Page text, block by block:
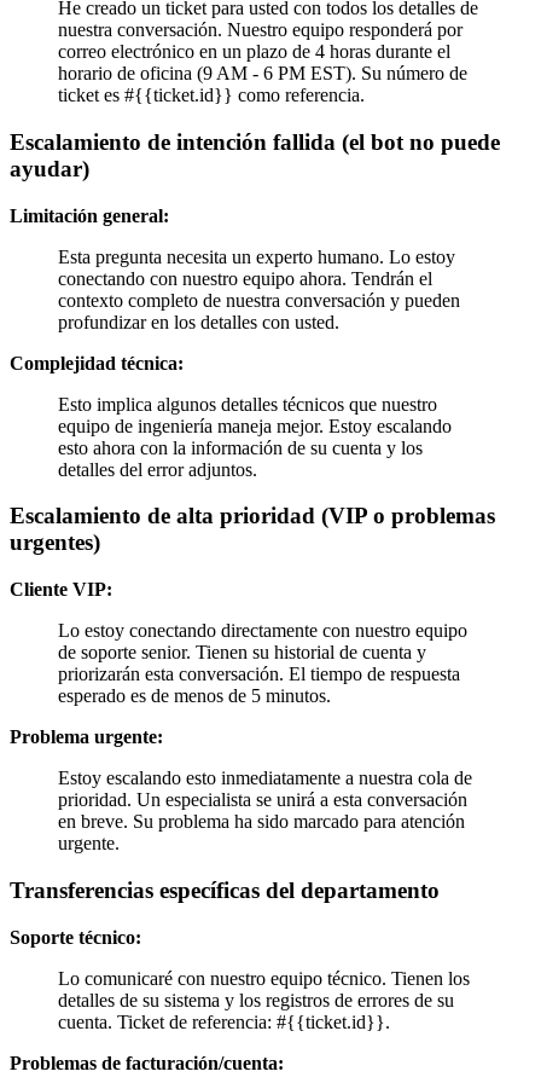
He creado un ticket para usted con todos los detalles de
nuestra conversación. Nuestro equipo responderá por
correo electrónico en un plazo de 4 horas durante el
horario de oficina (9 AM - 6 PM EST). Su número de
ticket es #{{ticket.id}} como referencia.
Escalamiento de intención fallida (el bot no puede
ayudar)
Limitación general:
Esta pregunta necesita un experto humano. Lo estoy
conectando con nuestro equipo ahora. Tendrán el
contexto completo de nuestra conversación y pueden
profundizar en los detalles con usted.
Complejidad técnica:
Esto implica algunos detalles técnicos que nuestro
equipo de ingeniería maneja mejor. Estoy escalando
esto ahora con la información de su cuenta y los
detalles del error adjuntos.
Escalamiento de alta prioridad (VIP o problemas
urgentes)
Cliente VIP:
Lo estoy conectando directamente con nuestro equipo
de soporte senior. Tienen su historial de cuenta y
priorizarán esta conversación. El tiempo de respuesta
esperado es de menos de 5 minutos.
Problema urgente:
Estoy escalando esto inmediatamente a nuestra cola de
prioridad. Un especialista se unirá a esta conversación
en breve. Su problema ha sido marcado para atención
urgente.
Transferencias específicas del departamento
Soporte técnico:
Lo comunicaré con nuestro equipo técnico. Tienen los
detalles de su sistema y los registros de errores de su
cuenta. Ticket de referencia: #{{ticket.id}}.
Problemas de facturación/cuenta: